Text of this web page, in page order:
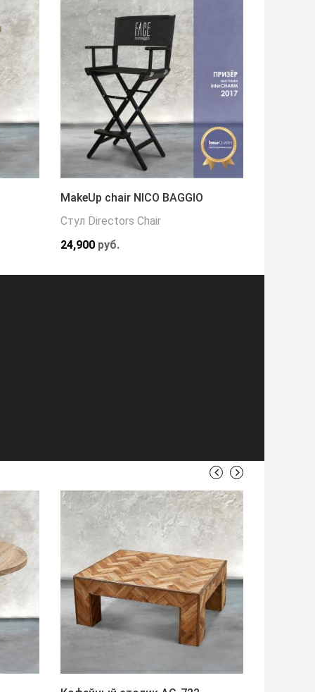
MakeUp chair NICO BAGGIO
Стул Directors Chair
24,900 руб.